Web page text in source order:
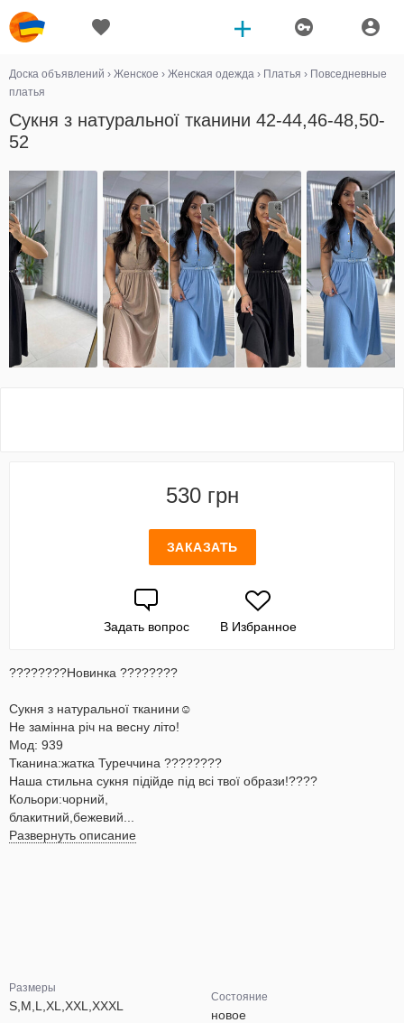
Доска объявлений › Женское › Женская одежда › Платья › Повседневные
платья
Сукня з натуральної тканини 42-44,46-48,50-
52
530 грн
ЗАКАЗАТЬ
Задать вопрос В Избранное
????????Новинка ????????
Сукня з натуральної тканини☺️
Не замінна річ на весну літо!
Мод: 939
Тканина:жатка Туреччина ????????
Наша стильна сукня підійде під всі твої образи!????
Кольори:чорний,
блакитний,бежевий...
Развернуть описание
Размеры
S,M,L,XL,XXL,XXXL
Состояние
новое